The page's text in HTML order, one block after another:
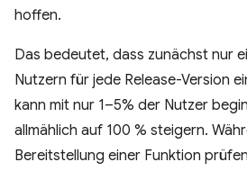
hoffen.
Das bedeutet, dass zunächst nur
Nutzern für jede Release-Version
kann mit nur 1–5% der Nutzer
allmählich auf 100 % steigern.
Bereitstellung einer Funktion